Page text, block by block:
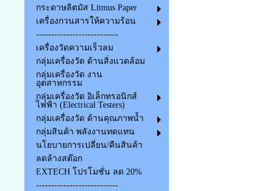
กระดาษลิตมัส Litmus Paper
เครื่องกวนสารให้ความร้อน
---------------------------
เครื่องวัดความเร็วลม
กลุ่มเครื่องวัด ด้านสิ่งแวดล้อม
กลุ่มเครื่องวัด งาน
อุตสาหกรรม
กลุ่มเครื่องวัด อิเล็กทรอนิกส์
ไฟฟ้า (Electrical Testers)
กลุ่มเครื่องวัด ด้านคุณภาพน้ำ
กลุ่มสินค้า พลังงานทดแทน
นโยบายการเปลี่ยน/คืนสินค้า
ลดล้างสต๊อก
EXTECH โปรโมชั่น ลด 20%
---------------------------